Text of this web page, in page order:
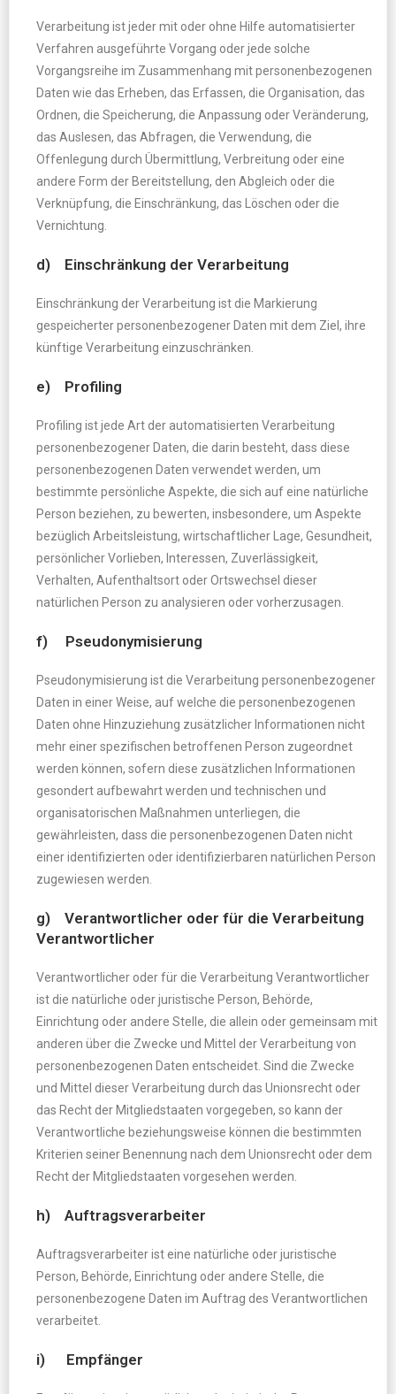
Verarbeitung ist jeder mit oder ohne Hilfe automatisierter
Verfahren ausgeführte Vorgang oder jede solche
Vorgangsreihe im Zusammenhang mit personenbezogenen
Daten wie das Erheben, das Erfassen, die Organisation, das
Ordnen, die Speicherung, die Anpassung oder Veränderung,
das Auslesen, das Abfragen, die Verwendung, die
Offenlegung durch Übermittlung, Verbreitung oder eine
andere Form der Bereitstellung, den Abgleich oder die
Verknüpfung, die Einschränkung, das Löschen oder die
Vernichtung.
d) Einschränkung der Verarbeitung
Einschränkung der Verarbeitung ist die Markierung
gespeicherter personenbezogener Daten mit dem Ziel, ihre
künftige Verarbeitung einzuschränken.
e) Profiling
Profiling ist jede Art der automatisierten Verarbeitung
personenbezogener Daten, die darin besteht, dass diese
personenbezogenen Daten verwendet werden, um
bestimmte persönliche Aspekte, die sich auf eine natürliche
Person beziehen, zu bewerten, insbesondere, um Aspekte
bezüglich Arbeitsleistung, wirtschaftlicher Lage, Gesundheit,
persönlicher Vorlieben, Interessen, Zuverlässigkeit,
Verhalten, Aufenthaltsort oder Ortswechsel dieser
natürlichen Person zu analysieren oder vorherzusagen.
f) Pseudonymisierung
Pseudonymisierung ist die Verarbeitung personenbezogener
Daten in einer Weise, auf welche die personenbezogenen
Daten ohne Hinzuziehung zusätzlicher Informationen nicht
mehr einer spezifischen betroffenen Person zugeordnet
werden können, sofern diese zusätzlichen Informationen
gesondert aufbewahrt werden und technischen und
organisatorischen Maßnahmen unterliegen, die
gewährleisten, dass die personenbezogenen Daten nicht
einer identifizierten oder identifizierbaren natürlichen Person
zugewiesen werden.
g) Verantwortlicher oder für die Verarbeitung
Verantwortlicher
Verantwortlicher oder für die Verarbeitung Verantwortlicher
ist die natürliche oder juristische Person, Behörde,
Einrichtung oder andere Stelle, die allein oder gemeinsam mit
anderen über die Zwecke und Mittel der Verarbeitung von
personenbezogenen Daten entscheidet. Sind die Zwecke
und Mittel dieser Verarbeitung durch das Unionsrecht oder
das Recht der Mitgliedstaaten vorgegeben, so kann der
Verantwortliche beziehungsweise können die bestimmten
Kriterien seiner Benennung nach dem Unionsrecht oder dem
Recht der Mitgliedstaaten vorgesehen werden.
h) Auftragsverarbeiter
Auftragsverarbeiter ist eine natürliche oder juristische
Person, Behörde, Einrichtung oder andere Stelle, die
personenbezogene Daten im Auftrag des Verantwortlichen
verarbeitet.
i) Empfänger